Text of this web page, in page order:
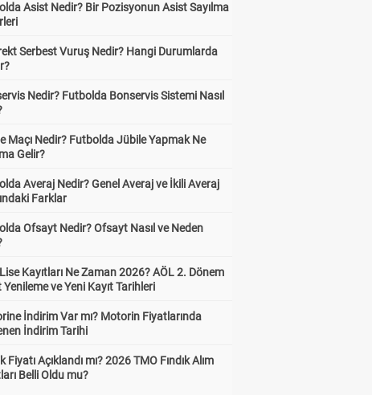
Asist Nedir? Bir Pozisyonun Asist Sayılma
Serbest Vuruş Nedir? Hangi Durumlarda
Nedir? Futbolda Bonservis Sistemi Nasıl
Maçı Nedir? Futbolda Jübile Yapmak Ne
Gelir?
Averaj Nedir? Genel Averaj ve İkili Averaj
Farklar
Ofsayt Nedir? Ofsayt Nasıl ve Neden
Kayıtları Ne Zaman 2026? AÖL 2. Dönem
Yenileme ve Yeni Kayıt Tarihleri
İndirim Var mı? Motorin Fiyatlarında
İndirim Tarihi
Fiyatı Açıklandı mı? 2026 TMO Fındık Alım
Belli Oldu mu?